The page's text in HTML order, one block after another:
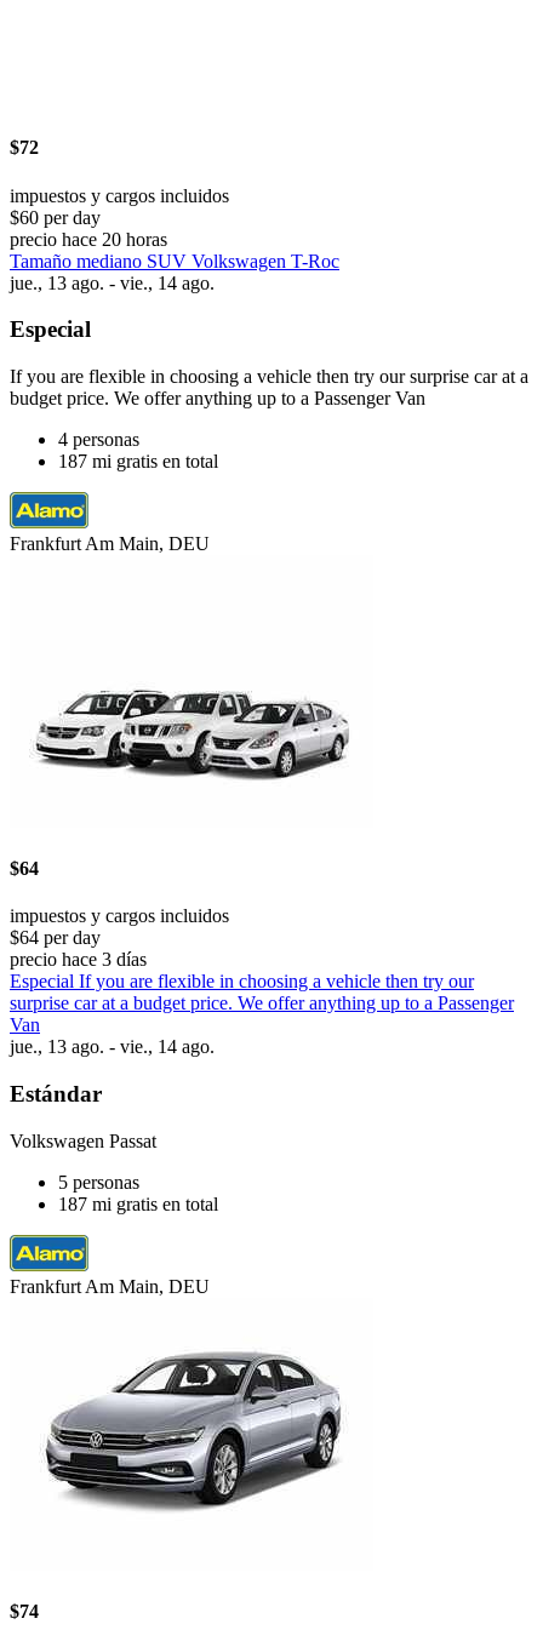
$72
impuestos y cargos incluidos
$60 per day
precio hace 20 horas
Tamaño mediano SUV Volkswagen T-Roc
jue., 13 ago. - vie., 14 ago.
Especial
If you are flexible in choosing a vehicle then try our surprise car at a
budget price. We offer anything up to a Passenger Van
4 personas
187 mi gratis en total
Frankfurt Am Main, DEU
$64
impuestos y cargos incluidos
$64 per day
precio hace 3 días
Especial If you are flexible in choosing a vehicle then try our
surprise car at a budget price. We offer anything up to a Passenger
Van
jue., 13 ago. - vie., 14 ago.
Estándar
Volkswagen Passat
5 personas
187 mi gratis en total
Frankfurt Am Main, DEU
$74